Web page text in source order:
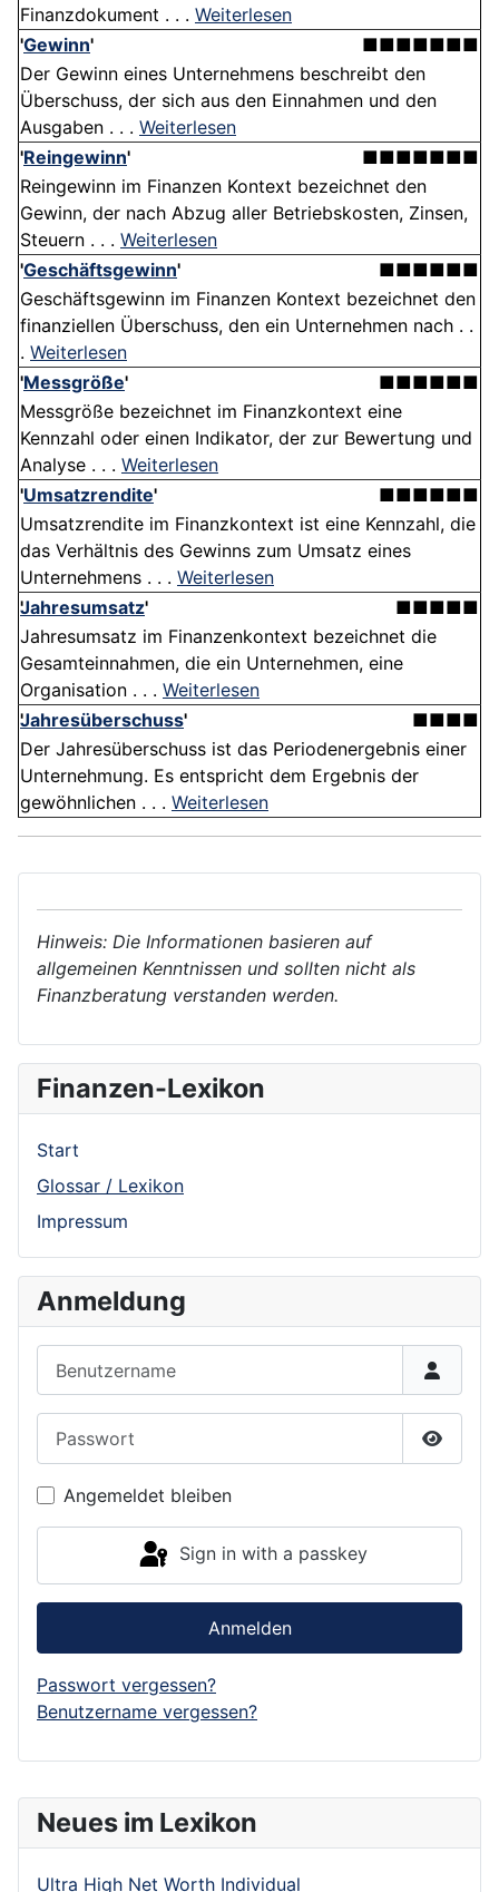
Neues im Lexikon
Ultra High Net Worth Individual
Finanzdokument . . . Weiterlesen
'Gewinn'
■■■■■■■
Der Gewinn eines Unternehmens beschreibt den
Überschuss, der sich aus den Einnahmen und den
Ausgaben . . . Weiterlesen
'Reingewinn'
■■■■■■■
Reingewinn im Finanzen Kontext bezeichnet den
Gewinn, der nach Abzug aller Betriebskosten, Zinsen,
Steuern . . . Weiterlesen
'Geschäftsgewinn'
■■■■■■
Geschäftsgewinn im Finanzen Kontext bezeichnet den
finanziellen Überschuss, den ein Unternehmen nach . .
. Weiterlesen
'Messgröße'
■■■■■■
Messgröße bezeichnet im Finanzkontext eine
Kennzahl oder einen Indikator, der zur Bewertung und
Analyse . . . Weiterlesen
'Umsatzrendite'
■■■■■■
Umsatzrendite im Finanzkontext ist eine Kennzahl, die
das Verhältnis des Gewinns zum Umsatz eines
Unternehmens . . . Weiterlesen
Jahresumsatz'
■■■■■
Jahresumsatz im Finanzenkontext bezeichnet die
Gesamteinnahmen, die ein Unternehmen, eine
Organisation . . . Weiterlesen
Jahresüberschuss'
■■■■
Der Jahresüberschuss ist das Periodenergebnis einer
Unternehmung. Es entspricht dem Ergebnis der
gewöhnlichen . . . Weiterlesen
Hinweis: Die Informationen basieren auf
allgemeinen Kenntnissen und sollten nicht als
Finanzberatung verstanden werden.
Finanzen-Lexikon
Start
Glossar / Lexikon
Impressum
Anmeldung
Show
Angemeldet bleiben
Sign in with a passkey
Anmelden
Passwort vergessen?
Benutzername vergessen?